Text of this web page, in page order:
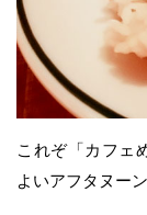
これぞ「カフェ
よいアフタヌー